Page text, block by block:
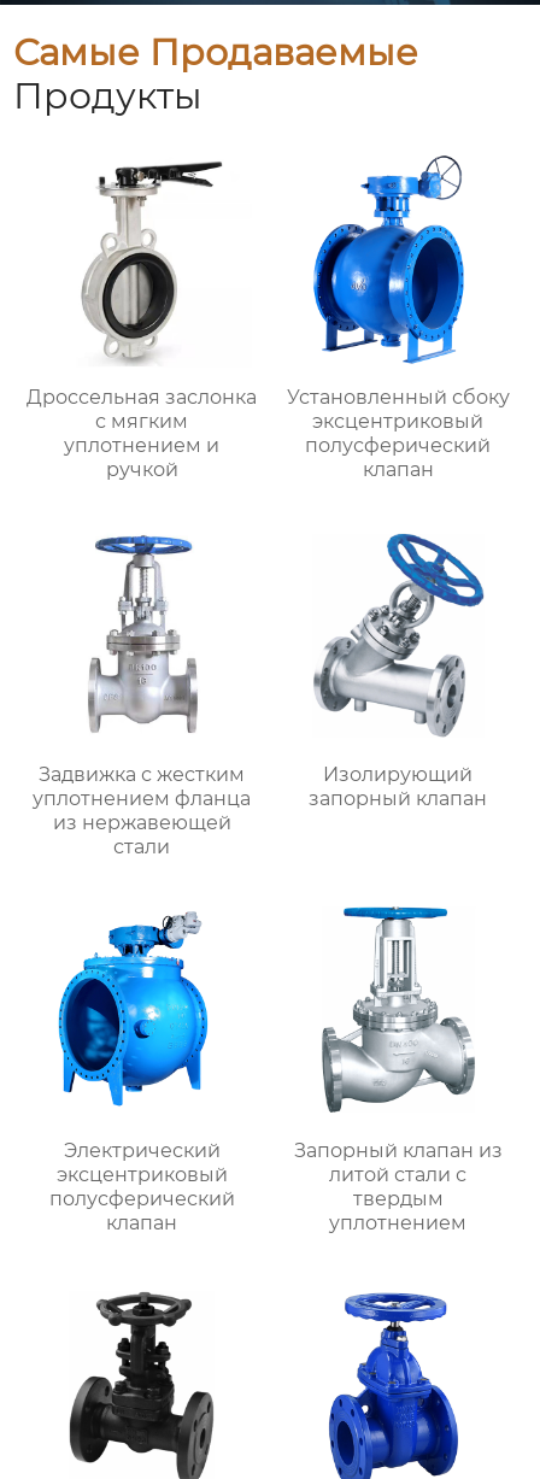
Самые Продаваемые
Продукты
Дроссельная заслонка
с мягким
уплотнением и
ручкой
Установленный сбоку
эксцентриковый
полусферический
клапан
Задвижка с жестким
уплотнением фланца
из нержавеющей
стали
Изолирующий
запорный клапан
Электрический
эксцентриковый
полусферический
клапан
Запорный клапан из
литой стали с
твердым
уплотнением